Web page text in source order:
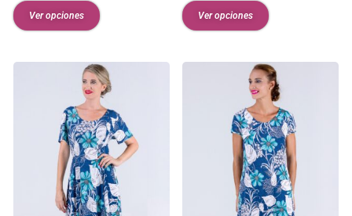
Ver opciones Ver opciones